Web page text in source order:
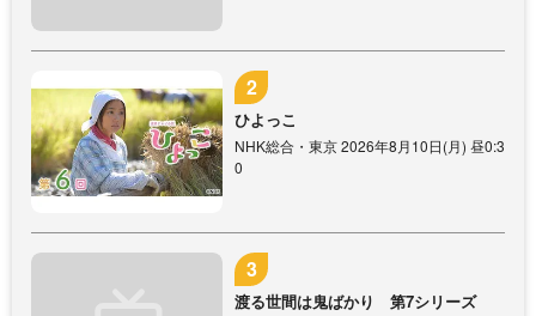
ひよっこ
NHK総合・東京 2026年8月10日(月) 昼0:3
0
渡る世間は鬼ばかり 第7シリーズ